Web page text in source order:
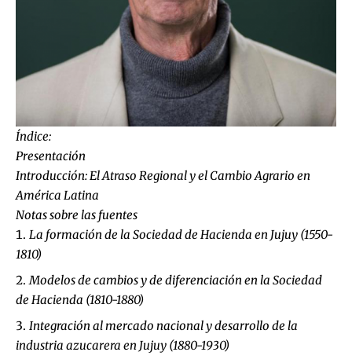
Índice:
Presentación
Introducción: El Atraso Regional y el Cambio Agrario en
América Latina
Notas sobre las fuentes
La formación de la Sociedad de Hacienda en Jujuy (1550-
1810)
Modelos de cambios y de diferenciación en la Sociedad
de Hacienda (1810-1880)
Integración al mercado nacional y desarrollo de la
industria azucarera en Jujuy (1880-1930)